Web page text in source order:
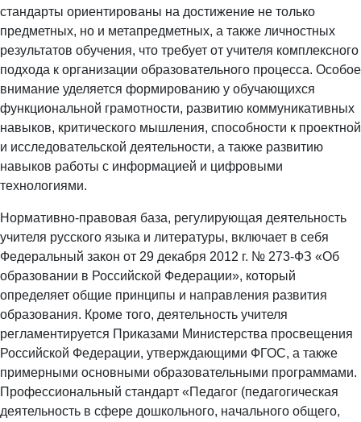
стандарты ориентированы на достижение не только
предметных, но и метапредметных, а также личностных
результатов обучения, что требует от учителя комплексного
подхода к организации образовательного процесса. Особое
внимание уделяется формированию у обучающихся
функциональной грамотности, развитию коммуникативных
навыков, критического мышления, способности к проектной
и исследовательской деятельности, а также развитию
навыков работы с информацией и цифровыми
технологиями.
Нормативно-правовая база, регулирующая деятельность
учителя русского языка и литературы, включает в себя
Федеральный закон от 29 декабря 2012 г. № 273-ФЗ «Об
образовании в Российской Федерации», который
определяет общие принципы и направления развития
образования. Кроме того, деятельность учителя
регламентируется Приказами Министерства просвещения
Российской Федерации, утверждающими ФГОС, а также
примерными основными образовательными программами.
Профессиональный стандарт «Педагог (педагогическая
деятельность в сфере дошкольного, начального общего,